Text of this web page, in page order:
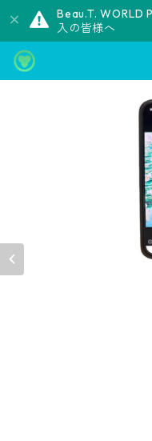
Beau.T. WORLD
入の皆様へ